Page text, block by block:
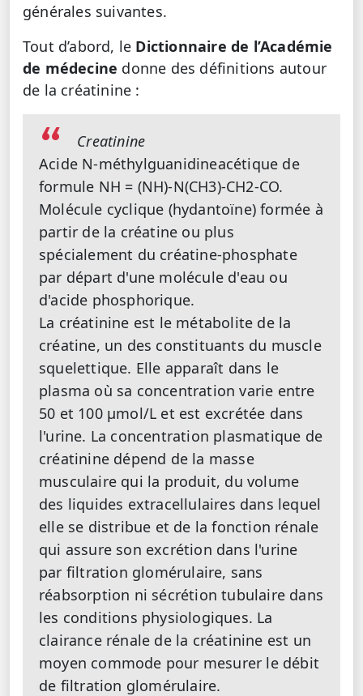
générales suivantes.
Tout d’abord, le Dictionnaire de l’Académie
de médecine donne des définitions autour
de la créatinine :
Creatinine
Acide N-méthylguanidineacétique de
formule NH = (NH)-N(CH3)-CH2-CO.
Molécule cyclique (hydantoïne) formée à
partir de la créatine ou plus
spécialement du créatine-phosphate
par départ d'une molécule d'eau ou
d'acide phosphorique.
La créatinine est le métabolite de la
créatine, un des constituants du muscle
squelettique. Elle apparaît dans le
plasma où sa concentration varie entre
50 et 100 µmol/L et est excrétée dans
l'urine. La concentration plasmatique de
créatinine dépend de la masse
musculaire qui la produit, du volume
des liquides extracellulaires dans lequel
elle se distribue et de la fonction rénale
qui assure son excrétion dans l'urine
par filtration glomérulaire, sans
réabsorption ni sécrétion tubulaire dans
les conditions physiologiques. La
clairance rénale de la créatinine est un
moyen commode pour mesurer le débit
de filtration glomérulaire.